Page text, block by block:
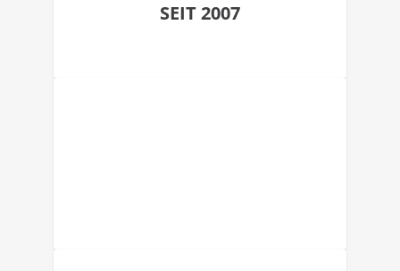
SEIT 2007